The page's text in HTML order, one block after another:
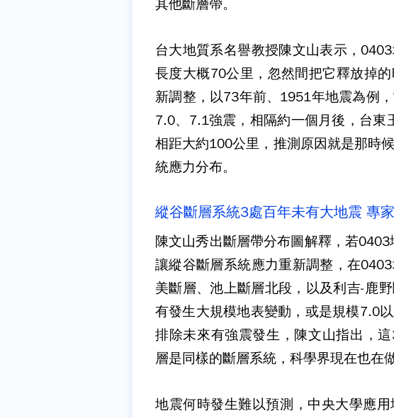
其他斷層帶。
台大地質系名譽教授陳文山表示，
長度大概70公里，忽然間把它釋放掉
新調整，以73年前、1951年地震為例
7.0、7.1強震，相隔約一個月後，台東
相距大約100公里，推測原因就是那時
統應力分布。
縱谷斷層系統3處百年未有大地震 專
陳文山秀出斷層帶分布圖解釋，若
讓縱谷斷層系統應力重新調整，在
美斷層、池上斷層北段，以及利吉-鹿
有發生大規模地表變動，或是規模7.0
排除未來有強震發生，陳文山指出，
層是同樣的斷層系統，科學界現在也在
地震何時發生難以預測，中央大學應